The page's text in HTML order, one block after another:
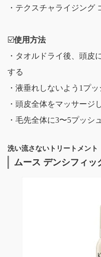
・テクスチャライジング
☑️使用方法
・タオルドライ後、頭皮
する
・液垂れしないよう1プ
・頭皮全体をマッサージ
・毛先全体に3〜5プッシ
洗い流さないトリートメント
ムース デンシフィッ